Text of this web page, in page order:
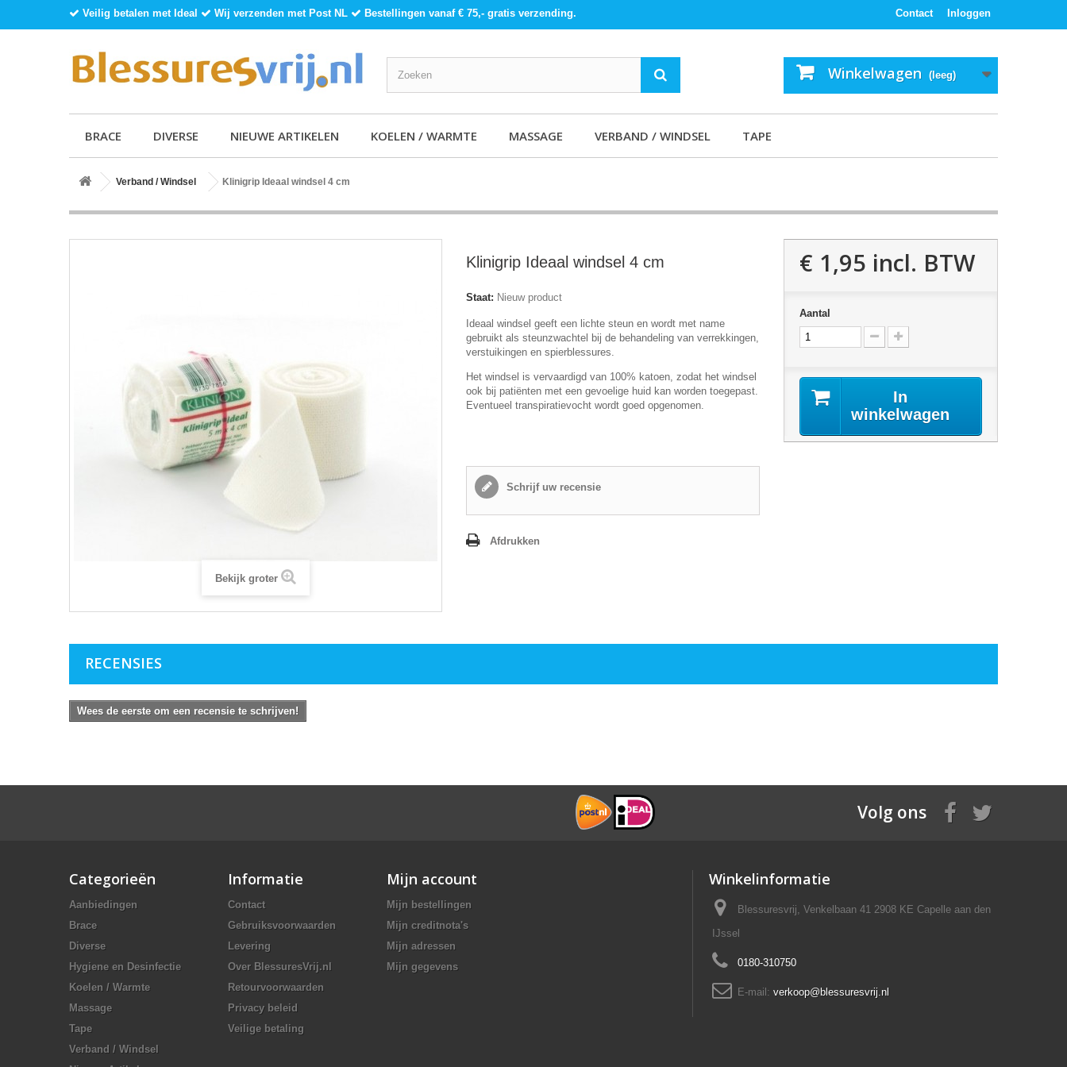
Veilig betalen met Ideal Wij verzenden met Post NL Bestellingen vanaf € 75,- gratis verzending. Inloggen
Contact
Winkelwagen (leeg)
BRACE DIVERSE NIEUWE ARTIKELEN KOELEN / WARMTE MASSAGE VERBAND / WINDSEL TAPE
Verband / Windsel Klinigrip Ideaal windsel 4 cm
Bekijk groter
Klinigrip Ideaal windsel 4 cm
Staat: Nieuw product
Ideaal windsel geeft een lichte steun en wordt met name
gebruikt als steunzwachtel bij de behandeling van verrekkingen,
verstuikingen en spierblessures.
Het windsel is vervaardigd van 100% katoen, zodat het windsel
ook bij patiënten met een gevoelige huid kan worden toegepast.
Eventueel transpiratievocht wordt goed opgenomen.
Schrijf uw recensie
Afdrukken
€ 1,95 incl. BTW
Aantal
In
winkelwagen
RECENSIES
Wees de eerste om een recensie te schrijven!
Volg ons
Categorieën
Aanbiedingen
Brace
Diverse
Hygiene en Desinfectie
Koelen / Warmte
Massage
Tape
Verband / Windsel
Informatie
Contact
Gebruiksvoorwaarden
Levering
Over BlessuresVrij.nl
Retourvoorwaarden
Privacy beleid
Veilige betaling
Mijn account
Mijn bestellingen
Mijn creditnota's
Mijn adressen
Mijn gegevens
Winkelinformatie
Blessuresvrij, Venkelbaan 41 2908 KE Capelle aan den
IJssel
0180-310750
E-mail: verkoop@blessuresvrij.nl